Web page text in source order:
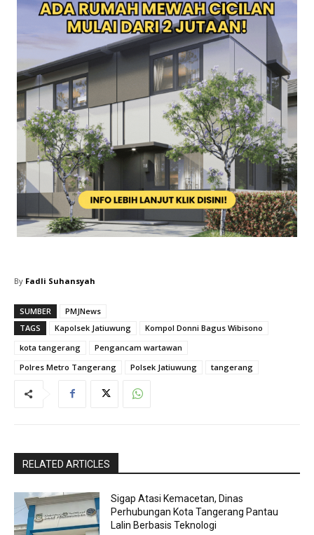
By Fadli Suhansyah
SUMBER
PMJNews
TAGS
Kapolsek Jatiuwung
Kompol Donni Bagus Wibisono
kota tangerang
Pengancam wartawan
Polres Metro Tangerang
Polsek Jatiuwung tangerang
RELATED ARTICLES
Sigap Atasi Kemacetan, Dinas
Perhubungan Kota Tangerang Pantau
Lalin Berbasis Teknologi